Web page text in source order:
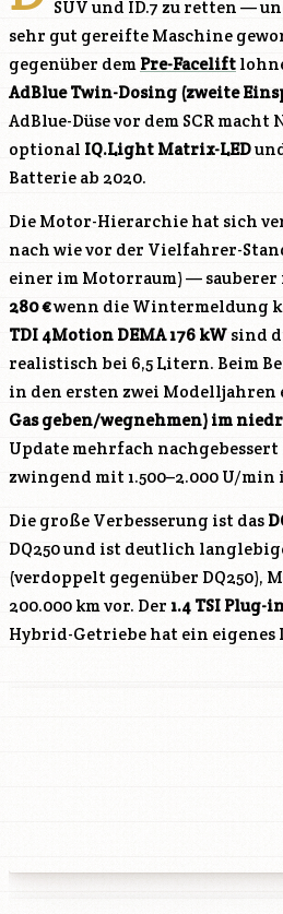
SUV und ID.7 zu retten —
sehr gut gereifte Maschine
gegenüber dem Pre-Facelift
AdBlue Twin-Dosing (zweite
AdBlue-Düse vor dem SCR
optional IQ.Light Matrix-LED
Batterie ab 2020.
Die Motor-Hierarchie hat sich
nach wie vor der Vielfahrer-
einer im Motorraum) —
280 €wenn die Wintermeldung
TDI 4Motion DEMA 176 kW sind
realistisch bei 6,5 Litern. Beim
in den ersten zwei Modelljahren
Gas geben/wegnehmen) im
Update mehrfach
zwingend mit 1.500–2.000 U/min
Die große Verbesserung ist das
DQ250 und ist deutlich
(verdoppelt gegenüber DQ250),
200.000 km vor. Der 1.4 TSI Plug-
Hybrid-Getriebe hat ein eigenes